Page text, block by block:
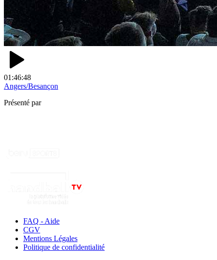
01:46:48
Angers/Besançon
Présenté par
FAQ - Aide
CGV
Mentions Légales
Politique de confidentialité